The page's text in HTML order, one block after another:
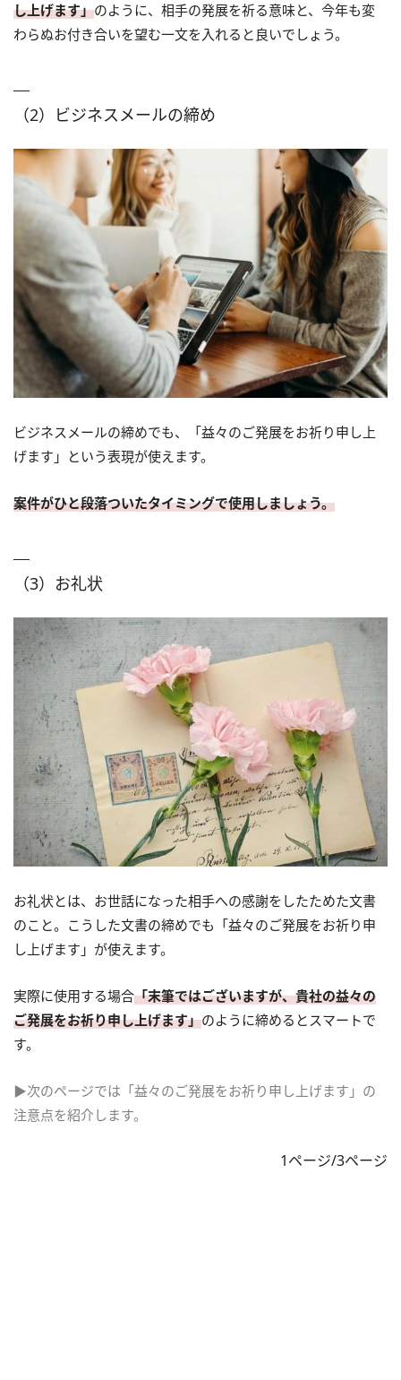
し上げます」のように、相手の発展を祈る意味と、今年も変
わらぬお付き合いを望む一文を入れると良いでしょう。
（2）ビジネスメールの締め
ビジネスメールの締めでも、「益々のご発展をお祈り申し上
げます」という表現が使えます。
案件がひと段落ついたタイミングで使用しましょう。
（3）お礼状
お礼状とは、お世話になった相手への感謝をしたためた文書
のこと。こうした文書の締めでも「益々のご発展をお祈り申
し上げます」が使えます。
実際に使用する場合「末筆ではございますが、貴社の益々の
ご発展をお祈り申し上げます」のように締めるとスマートで
す。
▶次のページでは「益々のご発展をお祈り申し上げます」の
注意点を紹介します。
1ページ/3ページ